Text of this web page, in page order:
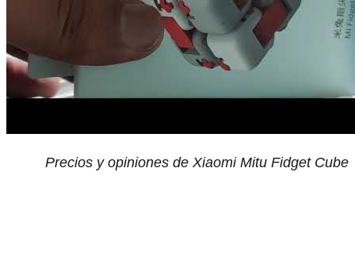
Precios y opiniones de Xiaomi Mitu Fidget Cube